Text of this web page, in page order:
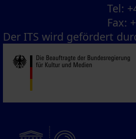
Tel:
Fax:
Der ITS wird gefördert